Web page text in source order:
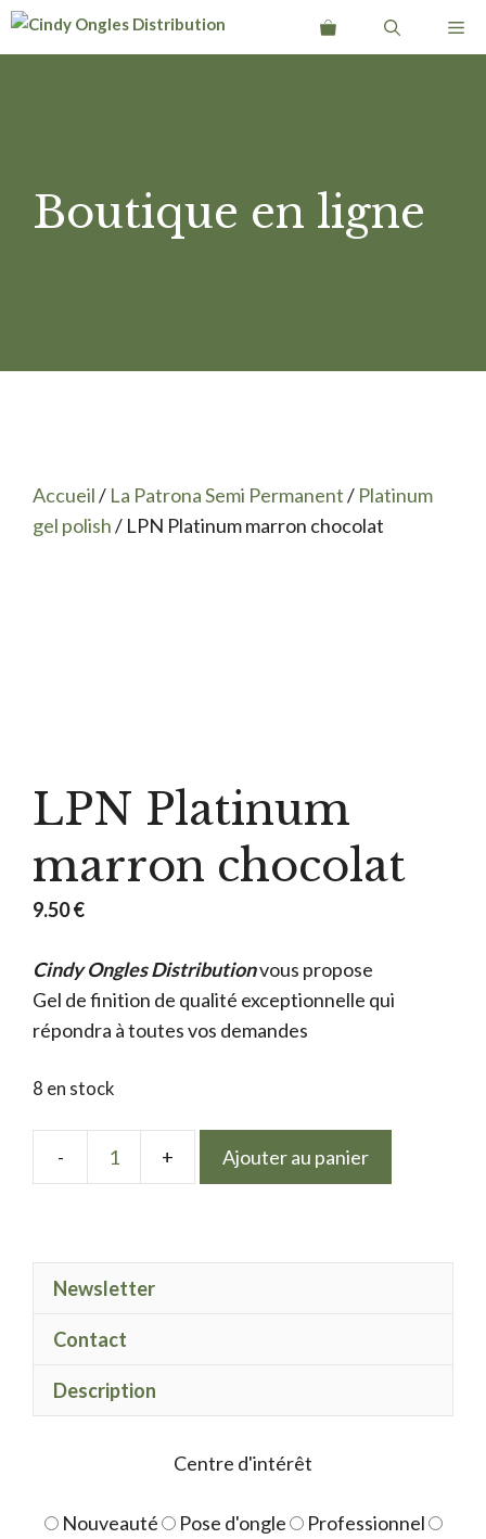
Aller
Boutique en ligne
Accueil/ La Patrona Semi Permanent/ Platinum
gel polish/ LPN Platinum marron chocolat
LPN Platinum
marron chocolat
9.50€
Cindy Ongles Distributionvous propose
Gel de finition de qualité exceptionnelle qui
répondra à toutes vos demandes
8 en stock
quantité
Platinum
Ajouter au panier
Newsletter
Contact
Description
Centre d'intérêt
Nouveauté Pose d'ongle
Professionnel